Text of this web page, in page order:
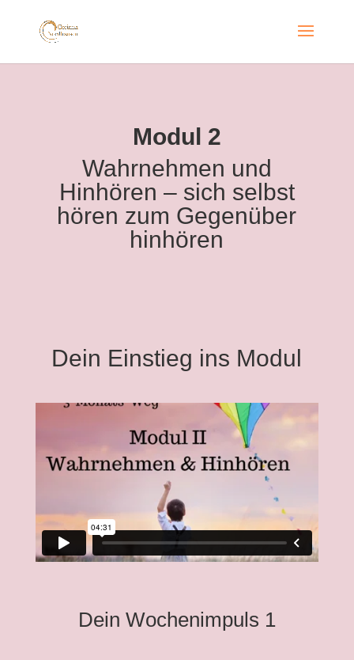
Modul 2
Wahrnehmen und
Hinhören – sich selbst
hören zum Gegenüber
hinhören
Dein Einstieg ins Modul
Dein Wochenimpuls 1